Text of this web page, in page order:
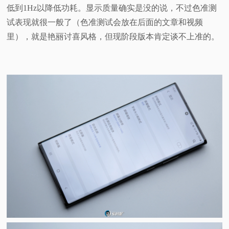
低到1Hz以降低功耗。显示质量确实是没的说，不过色准测
试表现就很一般了（色准测试会放在后面的文章和视频
里），就是艳丽讨喜风格，但现阶段版本肯定谈不上准的。